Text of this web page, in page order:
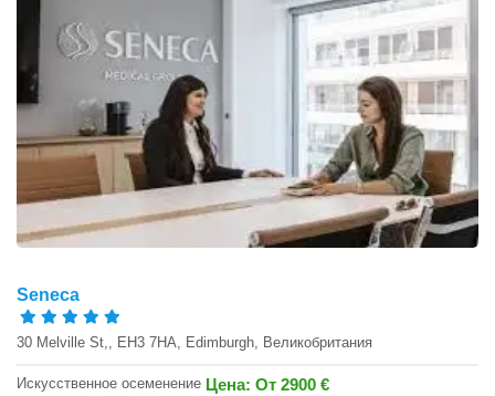
Seneca
30 Melville St,, EH3 7HA, Edimburgh, Великобритания
Искусственное осеменение Цена: От 2900 €